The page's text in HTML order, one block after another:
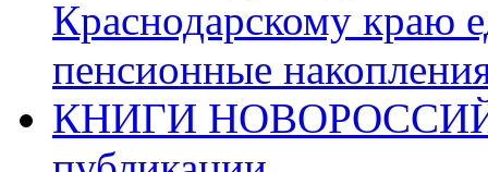
Краснодарскому краю
пенсионные
КНИГИ